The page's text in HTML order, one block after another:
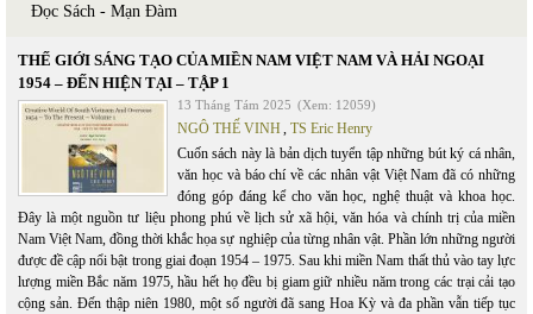
Đọc Sách - Mạn Đàm
THẾ GIỚI SÁNG TẠO CỦA MIỀN NAM VIỆT NAM VÀ HẢI NGOẠI
1954 – ĐẾN HIỆN TẠI – TẬP 1
13 Tháng Tám 2025 (Xem: 12059)
NGÔ THẾ VINH, TS Eric Henry
Cuốn sách này là bản dịch tuyển tập những bút ký cá nhân,
văn học và báo chí về các nhân vật Việt Nam đã có những
đóng góp đáng kể cho văn học, nghệ thuật và khoa học.
Đây là một nguồn tư liệu phong phú về lịch sử xã hội, văn hóa và chính trị của miền
Nam Việt Nam, đồng thời khắc họa sự nghiệp của từng nhân vật. Phần lớn những người
được đề cập nổi bật trong giai đoạn 1954 – 1975. Sau khi miền Nam thất thủ vào tay lực
lượng miền Bắc năm 1975, hầu hết họ đều bị giam giữ nhiều năm trong các trại cải tạo
cộng sản. Đến thập niên 1980, một số người đã sang Hoa Kỳ và đa phần vẫn tiếp tục